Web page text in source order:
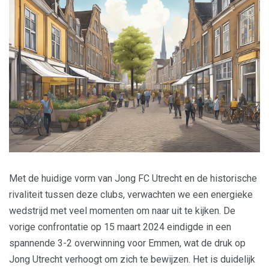
Met de huidige vorm van Jong FC Utrecht en de historische
rivaliteit tussen deze clubs, verwachten we een energieke
wedstrijd met veel momenten om naar uit te kijken. De
vorige confrontatie op 15 maart 2024 eindigde in een
spannende 3-2 overwinning voor Emmen, wat de druk op
Jong Utrecht verhoogt om zich te bewijzen. Het is duidelijk